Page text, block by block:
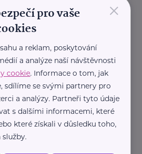
REKLAMA ×
pro vaše
a reklam, poskytování
a analýze naší návštěvnosti
cookie. Informace o tom, jak
sdílíme se svými partnery pro
a analýzy. Partneři tyto údaje
s dalšími informacemi, které
které získali v důsledku toho,
služby.